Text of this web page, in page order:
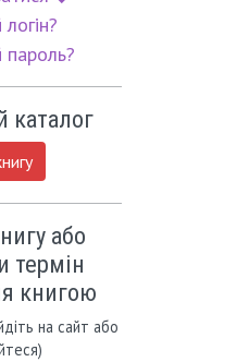
пароль?
каталог
або
термін
книгою
на сайт або